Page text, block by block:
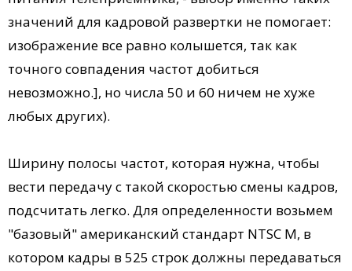
значений для кадровой развертки не помогает:
изображение все равно колышется, так как
точного совпадения частот добиться
невозможно.], но числа 50 и 60 ничем не хуже
любых других).
Ширину полосы частот, которая нужна, чтобы
вести передачу с такой скоростью смены кад­ров,
подсчитать легко. Для определенности возьмем
"базовый" американский стандарт NTSC М, в
котором кадры в 525 строк должны передаваться